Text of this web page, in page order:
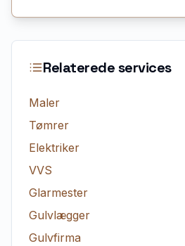
Relaterede services
Maler
Tømrer
Elektriker
VVS
Glarmester
Gulvlægger
Gulvfirma